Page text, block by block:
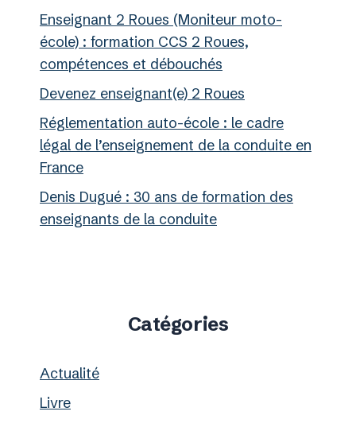
Enseignant 2 Roues (Moniteur moto-
école) : formation CCS 2 Roues,
compétences et débouchés
Devenez enseignant(e) 2 Roues
Réglementation auto-école : le cadre
légal de l’enseignement de la conduite en
France
Denis Dugué : 30 ans de formation des
enseignants de la conduite
Catégories
Actualité
Livre